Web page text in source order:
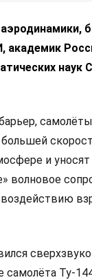
академик
наук
и уносят
волновое
самолёта Ту-